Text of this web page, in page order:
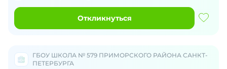
Откликнуться
ГБОУ ШКОЛА № 579 ПРИМОРСКОГО РАЙОНА САНКТ-
ПЕТЕРБУРГА